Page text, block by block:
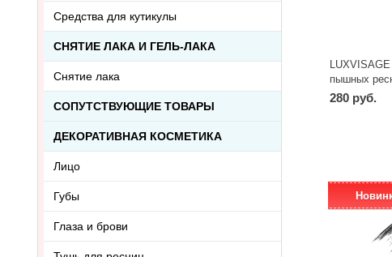
пышных
280 руб.
Средства для кутикулы
СНЯТИЕ ЛАКА И ГЕЛЬ-ЛАКА
Снятие лака
СОПУТСТВУЮЩИЕ ТОВАРЫ
ДЕКОРАТИВНАЯ КОСМЕТИКА
Лицо
Губы
Глаза и брови